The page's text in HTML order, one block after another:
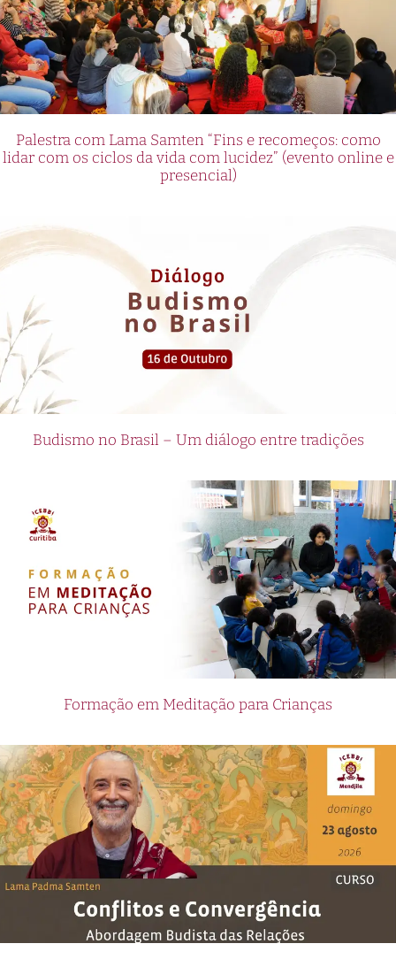
Palestra com Lama Samten “Fins e recomeços: como
lidar com os ciclos da vida com lucidez” (evento online e
presencial)
Budismo no Brasil – Um diálogo entre tradições
Formação em Meditação para Crianças